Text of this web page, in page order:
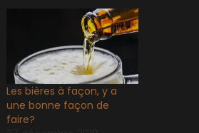
Les bières à façon, y a
une bonne façon de
faire?